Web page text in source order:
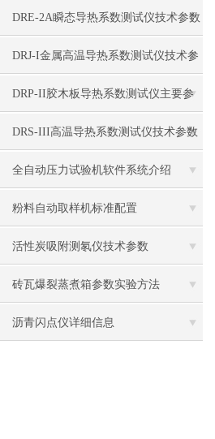
术参数
DRE-2A瞬态导热系数测试仪技术参数
DRJ-I金属高温导热系数测试仪技术参
数
DRP-II胶木板导热系数测试仪主要参
数
DRS-III高温导热系数测试仪技术参数
全自动压力试验机软件系统介绍
粉料自动取样机标准配置
活性炭吸附测氡仪技术参数
砖瓦爆裂蒸煮箱参数实验方法
沥青闪点仪详细信息